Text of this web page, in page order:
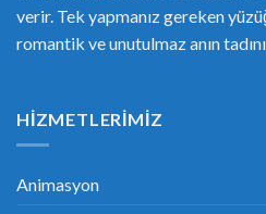
verir. Tek yapmanız gereken
romantik ve unutulmaz anın
HIZMETLERIMIZ
Animasyon